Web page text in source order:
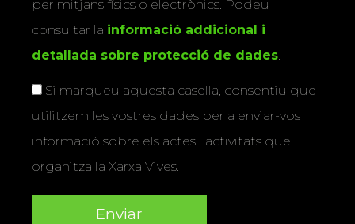
per mitjans físics o electrònics. Podeu
consultar la informació addicional i
detallada sobre protecció de dades.
Si marqueu aquesta casella, consentiu que
utilitzem les vostres dades per a enviar-vos
informació sobre els actes i activitats que
organitza la Xarxa Vives.